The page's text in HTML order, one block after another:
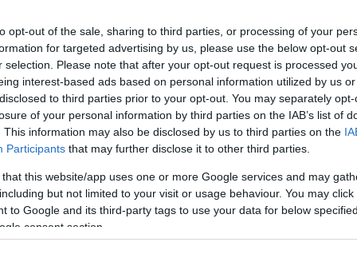
opt-out of the sale, sharing to third parties, or processing of your
for targeted advertising by us, please use the below opt-out
selection. Please note that after your opt-out request is processed
interest-based ads based on personal information utilized by us
to third parties prior to your opt-out. You may separately
of your personal information by third parties on the IAB’s list of
This information may also be disclosed by us to third parties on the
Participants that may further disclose it to other third parties.
that this website/app uses one or more Google services and may
but not limited to your visit or usage behaviour. You may
to Google and its third-party tags to use your data for below
consent section.
οι εργαζόμενοι σταΜΜΕ , αλλά και το σύνολο της
σειρά αλλεπάλληλων εκρηκτικών αυξήσεων, οι
ασφυκτική κατάσταση για τους εργαζόμενους που
πόρους τους ουσιαστικά να εξανεμίζονται, χωρίς
την αντιμετώπιση του κύματος ακρίβειας.
διαμαρτυρία μας για τη συνεχιζόμενη και διαρκώς
δημοσιογραφίαςκαι των δημοσιογράφωνκαι
ενημέρωσης, η οποία αποτελεί ακρογωνιαίο